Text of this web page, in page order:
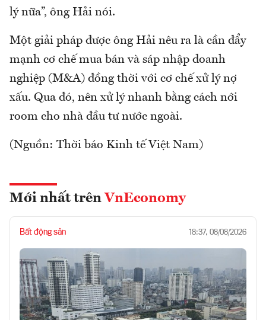
lý nữa”, ông Hải nói.
Một giải pháp được ông Hải nêu ra là cần đẩy
mạnh cơ chế mua bán và sáp nhập doanh
nghiệp (M&A) đồng thời với cơ chế xử lý nợ
xấu. Qua đó, nên xử lý nhanh bằng cách nới
room cho nhà đầu tư nước ngoài.
(Nguồn: Thời báo Kinh tế Việt Nam)
Mới nhất trên VnEconomy
Bất động sản 18:37, 08/08/2026